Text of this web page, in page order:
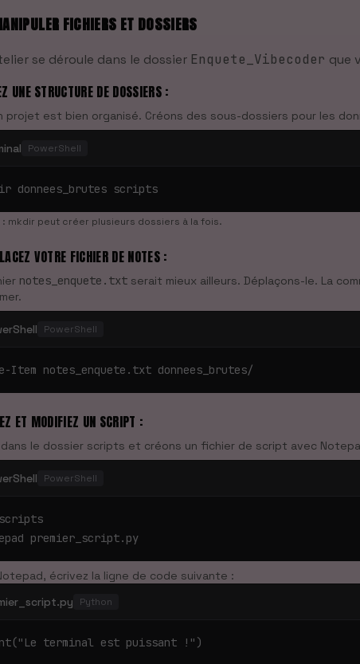
FICHIERS ET DOSSIERS
se déroule dans le dossier Enquete_Vibecoder que
UNE STRUCTURE DE DOSSIERS :
projet est bien organisé. Créons des sous-dossiers pour les
PowerShell
donnees_brutes scripts
mkdir peut créer plusieurs dossiers à la fois.
VOTRE FICHIER DE NOTES :
notes_enquete.txt serait mieux ailleurs. Déplaçons-le. La
PowerShell
Item notes_enquete.txt donnees_brutes/
ET MODIFIEZ UN SCRIPT :
dans le dossier scripts et créons un fichier de script avec
PowerShell
premier_script.py
écrivez la ligne de code suivante :
Python
terminal est puissant !")